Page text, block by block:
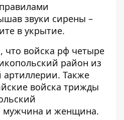
звуки сирены –
в укрытие.
что войска рф четыре
район из
артиллерии. Также
войска трижды
мужчина и женщина.